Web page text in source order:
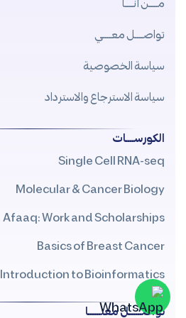
مــــن أنــــا
تواصــــل معــــي
سياسة الخصوصية
سياسة الاسترجاع والاسترداد
الكورســــات
Single Cell RNA-seq
Molecular & Cancer Biology
Afaaq: Work and Scholarships
Basics of Breast Cancer
Introduction to Bioinformatics
تواصــــــل معنــــــا